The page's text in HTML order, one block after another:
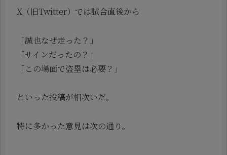
X（旧Twitter）では試合直後から
「誠也なぜ走った？」
「サインだったの？」
「この場面で盗塁は必要？」
といった投稿が相次いだ。
特に多かった意見は次の通り。